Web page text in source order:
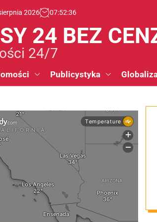
2026 07:52:37
24 BEZ
24/7
Publicystyka